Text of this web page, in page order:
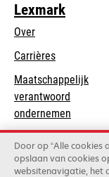
Lexmark
Over
Carrières
Maatschappelijk
verantwoord
ondernemen
in
a
new
Duurzaamheid
Lexmark Partners
Door op “Alle cookies
opslaan van cookies
websitenavigatie, het